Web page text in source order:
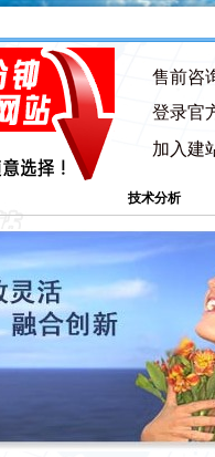
售前咨
登录官
加入建
技术分析